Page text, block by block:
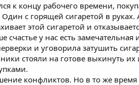
к концу рабочего времени,
с горящей сигаретой в
этой сигаретой и
счастье у нас есть
и уговорила затушить
стояли на готове выкинуть
конфликтов. Но в то же